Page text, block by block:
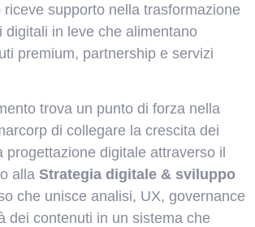
supporto nella trasformazione
digitali in leve che alimentano
premium, partnership e servizi
trova un punto di forza nella
di collegare la crescita dei
progettazione digitale attraverso il
alla Strategia digitale & sviluppo
che unisce analisi, UX, governance
dei contenuti in un sistema che